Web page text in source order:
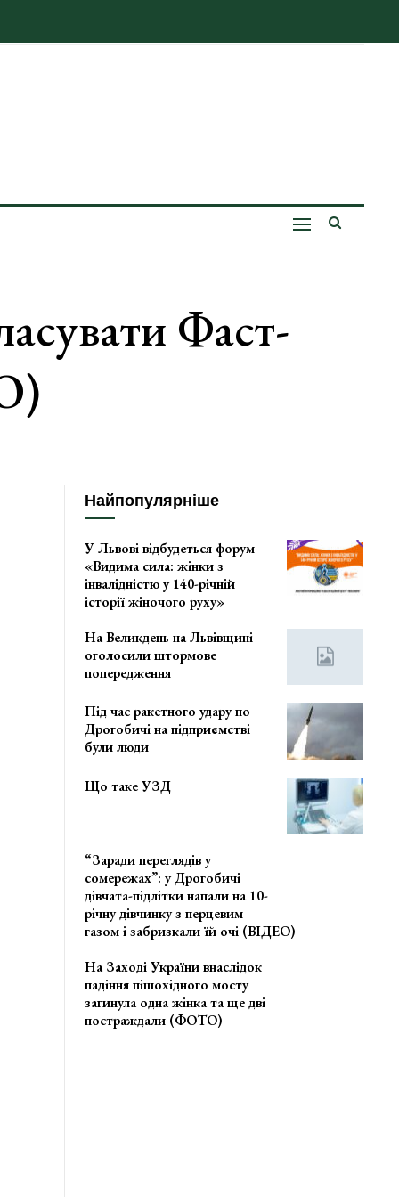
Фаст-
Найпопулярніше
У Львові відбудеться форум
«Видима сила: жінки з
інвалідністю у 140-річній
історії жіночого руху»
На Великдень на Львівщині
оголосили штормове
попередження
Під час ракетного удару по
Дрогобичі на підприємстві
були люди
Що таке УЗД
“Заради переглядів у
сомережах”: у Дрогобичі
дівчата-підлітки напали на 10-
річну дівчинку з перцевим
газом і забризкали їй очі (ВІДЕО)
На Заході України внаслідок
падіння пішохідного мосту
загинула одна жінка та ще дві
постраждали (ФОТО)